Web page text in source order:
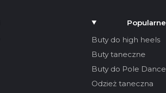
Popularne
Buty do high heels
Buty taneczne
Buty do Pole Dance
Odzież taneczna